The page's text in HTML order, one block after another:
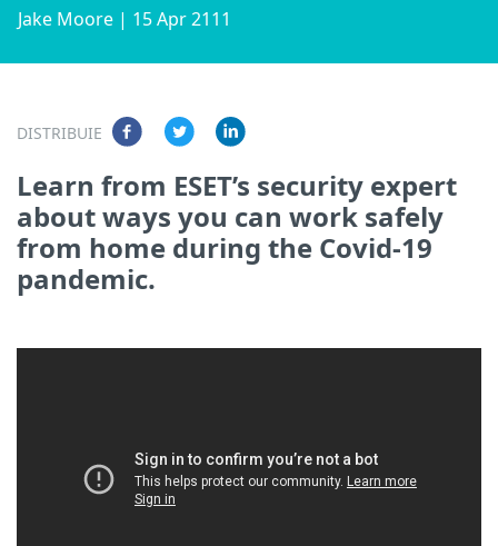
Jake Moore | 15 Apr 2111
DISTRIBUIE
Learn from ESET’s security expert
about ways you can work safely
from home during the Covid-19
pandemic.